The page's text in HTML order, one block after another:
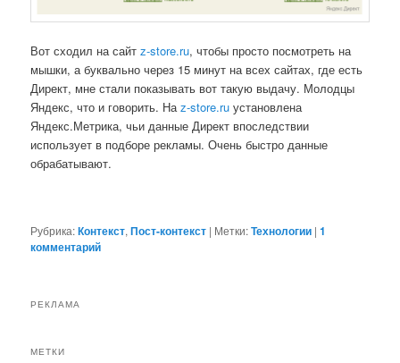
Вот сходил на сайтz-store.ru, чтобы просто посмотреть на
мышки, а буквально через 15 минут на всех сайтах, где есть
Директ, мне стали показывать вот такую выдачу. Молодцы
Яндекс, что и говорить. Наz-store.ru установлена
Яндекс.Метрика, чьи данные Директ впоследствии
использует в подборе рекламы. Очень быстро данные
обрабатывают.
Рубрика:Контекст,Пост-контекст | Метки:Технологии |1
комментарий
РЕКЛАМА
МЕТКИ